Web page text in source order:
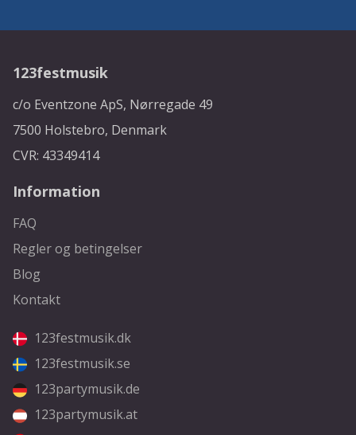
123festmusik
c/o Eventzone ApS, Nørregade 49
7500 Holstebro, Denmark
CVR: 43349414
Information
FAQ
Regler og betingelser
Blog
Kontakt
123festmusik.dk
123festmusik.se
123partymusik.de
123partymusik.at